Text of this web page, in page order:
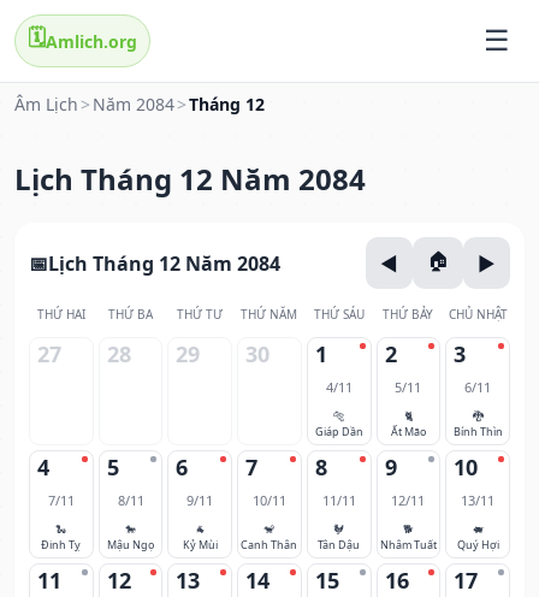
🗓️Amlich.org
Âm Lịch > Năm 2084>Tháng 12
Lịch Tháng 12 Năm 2084
Lịch Tháng 12 Năm 2084
THỨ HAI THỨ BA THỨ TƯ THỨ NĂM THỨ SÁU THỨ BẢY CHỦ NHẬT
27 28 29 30 1
4/11
🐅
Giáp Dần
2
5/11
🐈
Ất Mão
3
6/11
🐉
Bính Thìn
4
7/11
🐍
Đinh Tỵ
5
8/11
🐎
Mậu Ngọ
6
9/11
🐐
Kỷ Mùi
7
10/11
🐒
Canh Thân
8
11/11
🐓
Tân Dậu
9
12/11
🐕
Nhâm Tuất
10
13/11
🐖
Quý Hợi
11 12 13 14 15 16 17